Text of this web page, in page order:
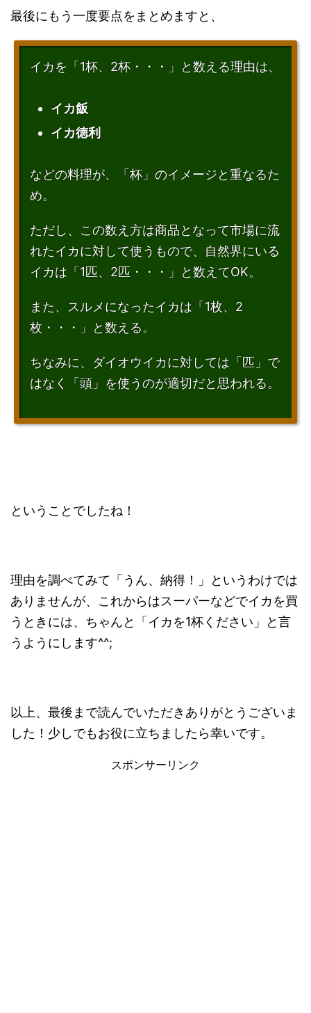
最後にもう一度要点をまとめますと、
イカを「1杯、2杯・・・」と数える理由は、
イカ飯
イカ徳利
などの料理が、「杯」のイメージと重なるた
め。
ただし、この数え方は商品となって市場に流
れたイカに対して使うもので、自然界にいる
イカは「1匹、2匹・・・」と数えてOK。
また、スルメになったイカは「1枚、2
枚・・・」と数える。
ちなみに、ダイオウイカに対しては「匹」で
はなく「頭」を使うのが適切だと思われる。
ということでしたね！
理由を調べてみて「うん、納得！」というわけでは
ありませんが、これからはスーパーなどでイカを買
うときには、ちゃんと「イカを1杯ください」と言
うようにします^^;
以上、最後まで読んでいただきありがとうございま
した！少しでもお役に立ちましたら幸いです。
スポンサーリンク